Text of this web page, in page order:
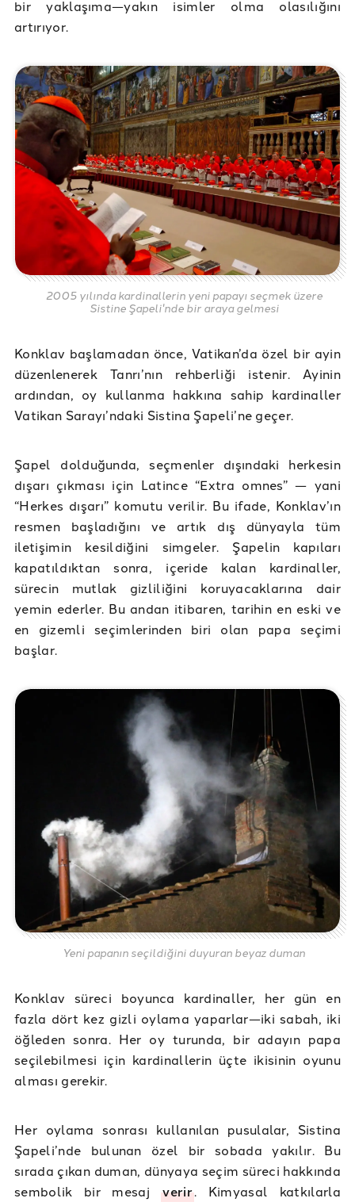
bir yaklaşıma—yakın isimler olma olasılığını
artırıyor.
2005 yılında kardinallerin yeni papayı seçmek üzere
Sistine Şapeli'nde bir araya gelmesi
Konklav başlamadan önce, Vatikan’da özel bir ayin
düzenlenerek Tanrı’nın rehberliği istenir. Ayinin
ardından, oy kullanma hakkına sahip kardinaller
Vatikan Sarayı’ndaki Sistina Şapeli’ne geçer.
Şapel dolduğunda, seçmenler dışındaki herkesin
dışarı çıkması için Latince “Extra omnes” — yani
“Herkes dışarı” komutu verilir. Bu ifade, Konklav’ın
resmen başladığını ve artık dış dünyayla tüm
iletişimin kesildiğini simgeler. Şapelin kapıları
kapatıldıktan sonra, içeride kalan kardinaller,
sürecin mutlak gizliliğini koruyacaklarına dair
yemin ederler. Bu andan itibaren, tarihin en eski ve
en gizemli seçimlerinden biri olan papa seçimi
başlar.
Yeni papanın seçildiğini duyuran beyaz duman
Konklav süreci boyunca kardinaller, her gün en
fazla dört kez gizli oylama yaparlar—iki sabah, iki
öğleden sonra. Her oy turunda, bir adayın papa
seçilebilmesi için kardinallerin üçte ikisinin oyunu
alması gerekir.
Her oylama sonrası kullanılan pusulalar, Sistina
Şapeli’nde bulunan özel bir sobada yakılır. Bu
sırada çıkan duman, dünyaya seçim süreci hakkında
sembolik bir mesajverir. Kimyasal katkılarla